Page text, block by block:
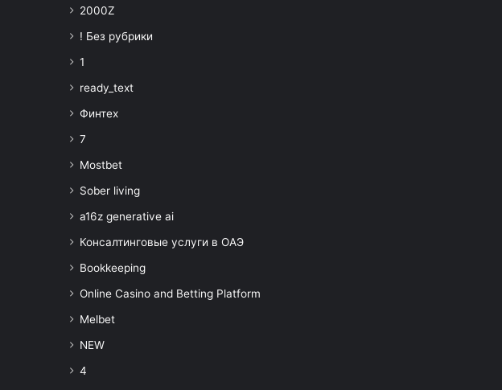
2000Z
! Без рубрики
1
ready_text
Финтех
7
Mostbet
Sober living
a16z generative ai
Консалтинговые услуги в ОАЭ
Bookkeeping
Online Casino and Betting Platform
Melbet
NEW
4